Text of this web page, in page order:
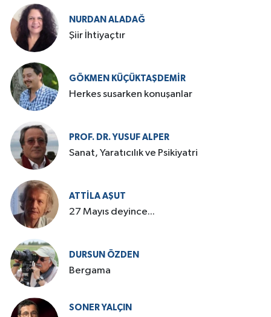
NURDAN ALADAĞ
Şiir İhtiyaçtır
GÖKMEN KÜÇÜKTAŞDEMIR
Herkes susarken konuşanlar
PROF. DR. YUSUF ALPER
Sanat, Yaratıcılık ve Psikiyatri
ATTILA AŞUT
27 Mayıs deyince...
DURSUN ÖZDEN
Bergama
SONER YALÇIN